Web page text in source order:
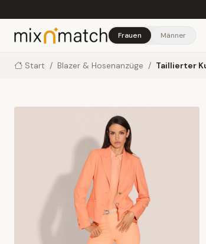
Frauen Männer
Start / Blazer & Hosenanzüge / Taillierter